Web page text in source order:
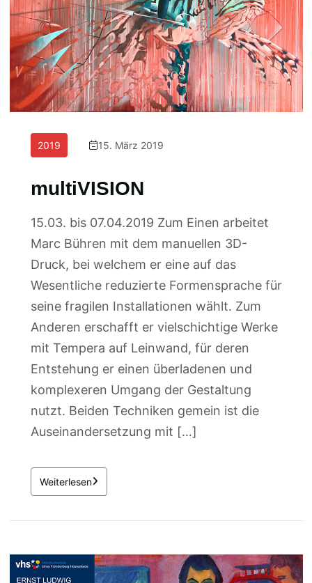
2019 15. März 2019
multiVISION
15.03. bis 07.04.2019 Zum Einen arbeitet
Marc Bühren mit dem manuellen 3D-
Druck, bei welchem er eine auf das
Wesentliche reduzierte Formensprache für
seine fragilen Installationen wählt. Zum
Anderen erschafft er vielschichtige Werke
mit Tempera auf Leinwand, für deren
Entstehung er einen überladenen und
komplexeren Umgang der Gestaltung
nutzt. Beiden Techniken gemein ist die
Auseinandersetzung mit […]
Weiterlesen